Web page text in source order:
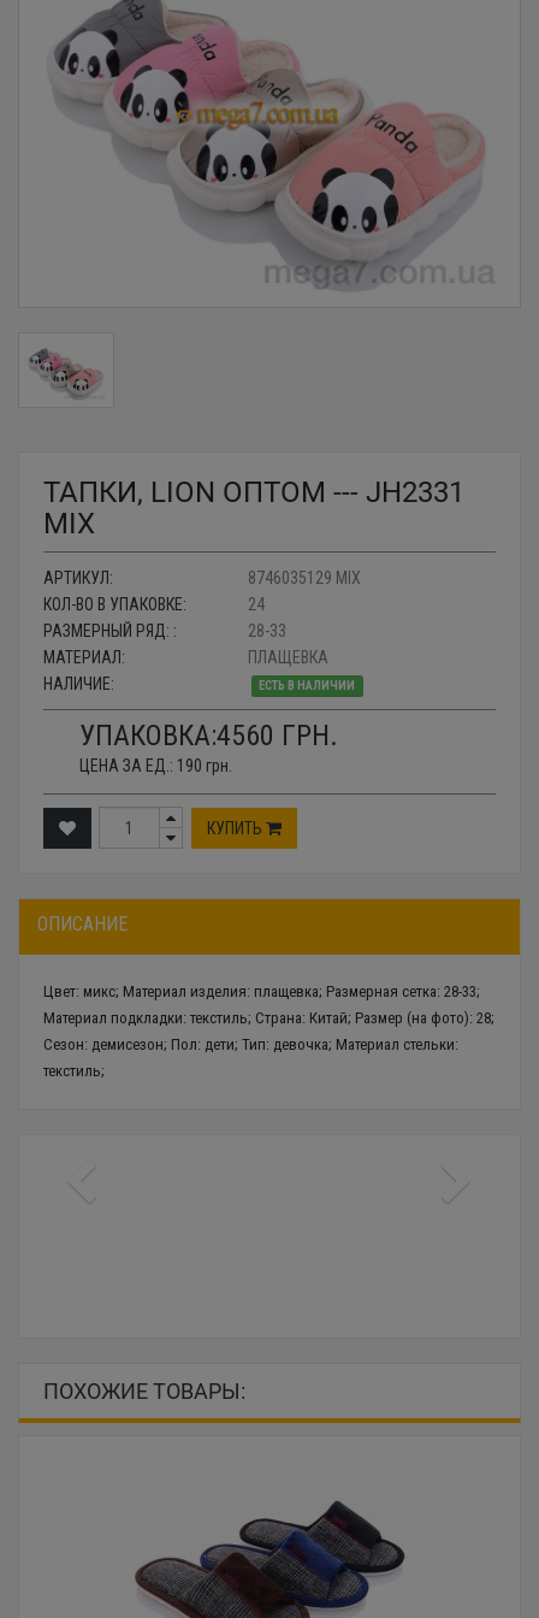
ТАПКИ, LION ОПТОМ --- JH2331
MIX
АРТИКУЛ:
8746035129 MIX
КОЛ-ВО В УПАКОВКЕ:
24
РАЗМЕРНЫЙ РЯД: :
28-33
МАТЕРИАЛ:
ПЛАЩЕВКА
НАЛИЧИЕ:
ЕСТЬ В НАЛИЧИИ
УПАКОВКА:4560 ГРН.
ЦЕНА ЗА ЕД.: 190 грн.
КУПИТЬ
ОПИСАНИЕ
Цвет: микс; Материал изделия: плащевка; Размерная сетка: 28-33;
Материал подкладки: текстиль; Страна: Китай; Размер (на фото): 28;
Сезон: демисезон; Пол: дети; Тип: девочка; Материал стельки:
текстиль;
ПОХОЖИЕ ТОВАРЫ: